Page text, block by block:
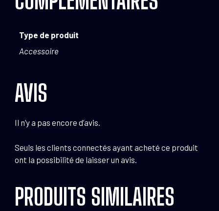
Type de produit
Accessoire
AVIS
Il n’y a pas encore d’avis.
Seuls les clients connectés ayant acheté ce produit
ont la possibilité de laisser un avis.
PRODUITS SIMILAIRES